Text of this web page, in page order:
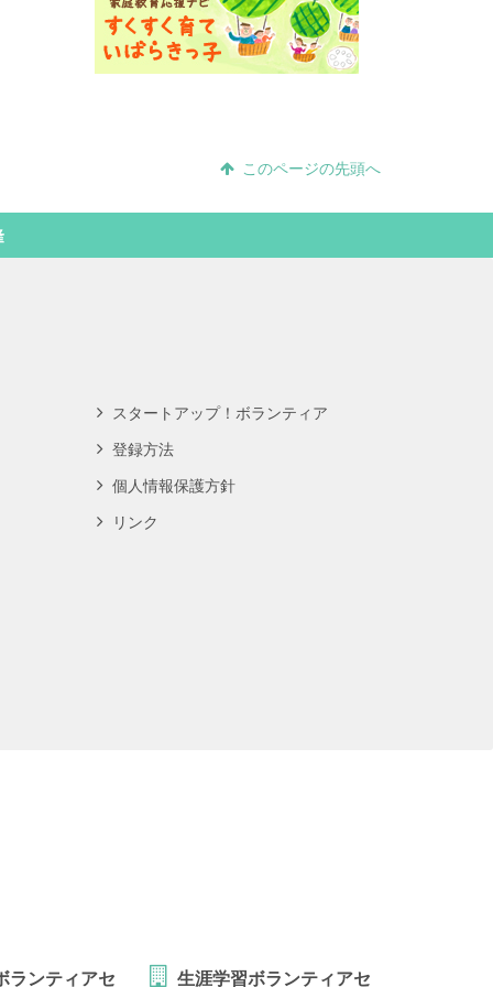
このページの先頭へ
スタートアップ！ボランティア
登録方法
個人情報保護方針
リンク
ランティアセ 生涯学習ボランティアセ